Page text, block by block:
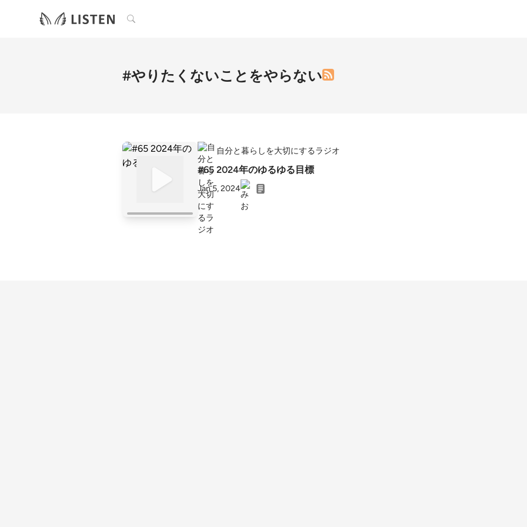
検索
#やりたくないことをやらない
自分と暮らしを大切にするラジオ
#65 2024年のゆるゆる目標
Jan 5, 2024